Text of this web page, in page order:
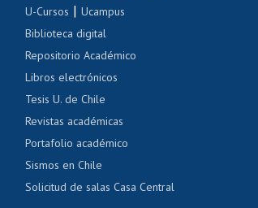
Cursos de español
U-Cursos |Ucampus
Biblioteca digital
Repositorio Académico
Libros electrónicos
Tesis U. de Chile
Revistas académicas
Portafolio académico
Sismos en Chile
Solicitud de salas Casa Central